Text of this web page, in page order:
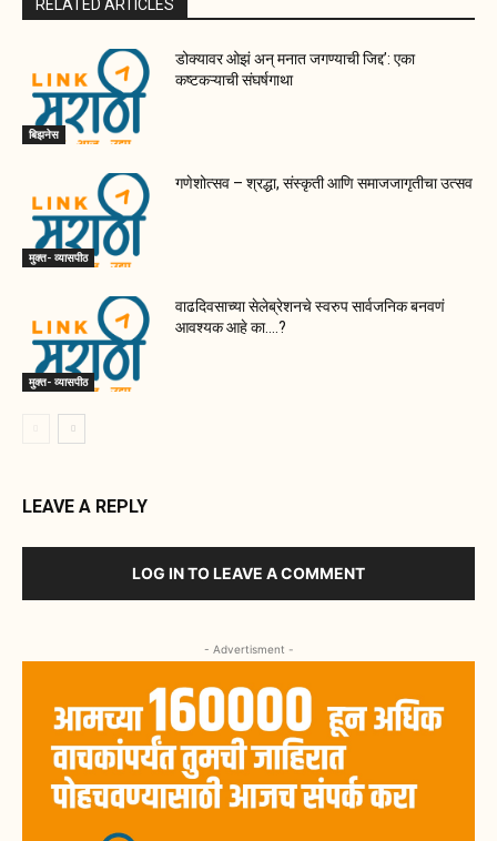
RELATED ARTICLES
बिझनेस
डोक्यावर ओझं अन् मनात जगण्याची जिद्द’: एका
कष्टकऱ्याची संघर्षगाथा
मुक्त- व्यासपीठ
गणेशोत्सव – श्रद्धा, संस्कृती आणि समाजजागृतीचा उत्सव
मुक्त- व्यासपीठ
वाढदिवसाच्या सेलेब्रेशनचे स्वरुप सार्वजनिक बनवणं
आवश्यक आहे का….?
LEAVE A REPLY
LOG IN TO LEAVE A COMMENT
- Advertisment -